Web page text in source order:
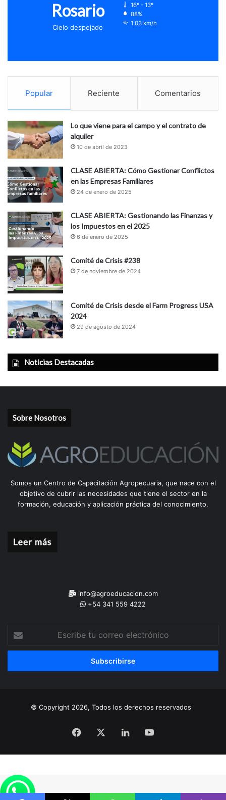
Rosario
Cielo despejado
16º - 13º
88%
1.03 km/h
Popular Reciente Comentarios
Lo que viene para el campo y el contrato de
alquiler
10 de abril de 2023
CLASE ABIERTA: Cómo Gestionar Conflictos
en las Empresas Familiares
24 de enero de 2025
CLASE ABIERTA: Gestionando las Finanzas y
los Impuestos en el 2025
6 de enero de 2025
Comité de Crisis #238
7 de noviembre de 2024
Comité de Crisis desde el Farm Progress USA
2024
29 de agosto de 2024
Noticias Destacadas
Sobre Nosotros
Somos un Centro de Capacitación Agropecuaria, que nace con el
objetivo de cubrir las necesidades que tiene el sector en la
formación, educación y aplicación práctica del conocimiento.
info@agroeducacion.com
+54 341 559 4222
correo
© Copyright 2026, Todos los derechos reservados
Facebook LinkedInYouTube